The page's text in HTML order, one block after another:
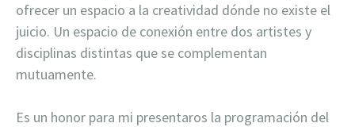
ofrecer un espacio a la creatividad dónde no existe el
juicio. Un espacio de conexión entre dos artistes y
disciplinas distintas que se complementan
mutuamente.
Es un honor para mi presentaros la programación del